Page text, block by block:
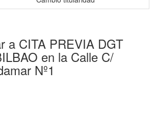
a CITA PREVIA DGT
en la Calle C/
Nº1